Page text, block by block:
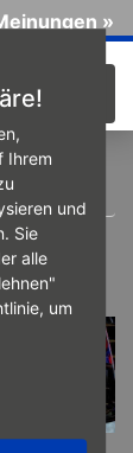
Ihrem
und
Sie
alle
um
»